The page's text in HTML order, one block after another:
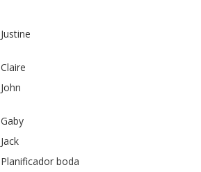
Justine
Claire
John
Gaby
Jack
Planificador boda